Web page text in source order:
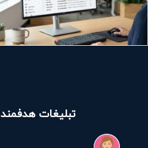
تبلیغات هدفمند